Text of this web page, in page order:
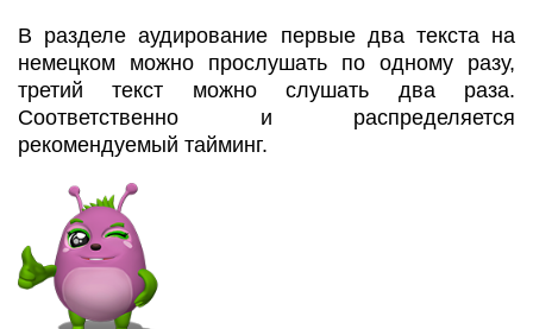
В разделе аудирование первые два текста на
немецком можно прослушать по одному разу,
третий текст можно слушать два раза.
Соответственно и распределяется
рекомендуемый тайминг.